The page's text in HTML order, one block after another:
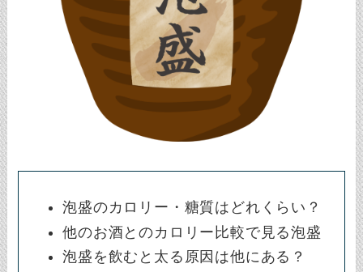
泡盛のカロリー・糖質はどれくらい？
他のお酒とのカロリー比較で見る泡盛
泡盛を飲むと太る原因は他にある？